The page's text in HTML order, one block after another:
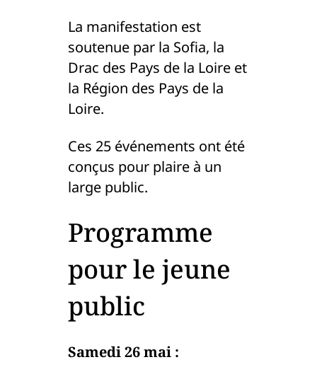
La manifestation est
soutenue par la Sofia, la
Drac des Pays de la Loire et
la Région des Pays de la
Loire.
Ces 25 événements ont été
conçus pour plaire à un
large public.
Programme
pour le jeune
public
Samedi 26 mai :